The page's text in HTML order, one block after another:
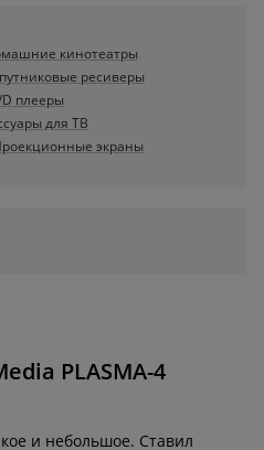
кинотеатры
ресиверы
плееры
для ТВ
экраны
PLASMA-4
и небольшое. Ставил